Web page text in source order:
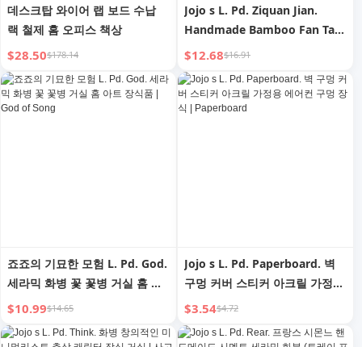
데스크탑 와이어 랩 보드 수납
랙 철제 홈 오피스 책상
$28.50$178.14
Jojo s L. Pd. Ziquan Jian.
Handmade Bamboo Fan Tail
Circular Fan Mottled
Bamboo Lengthened Handle
| Crack
$12.68$16.91
죠죠의 기묘한 모험 L. Pd. God.
세라믹 화병 꽃 꽃병 거실 홈 아
트 장식품 | God of Song
$10.99$14.65
Jojo s L. Pd. Paperboard. 벽
구멍 커버 스티커 아크릴 가정용
에어컨 구멍 장식 |
Paperboard
$3.54$4.72